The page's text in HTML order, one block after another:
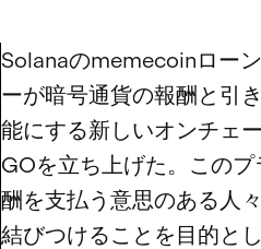
Solanaのmemecoinロー
ーが暗号通貨の報酬と引
能にする新しいオンチェ
GOを立ち上げた。この
酬を支払う意思のある人
結びつけることを目的と